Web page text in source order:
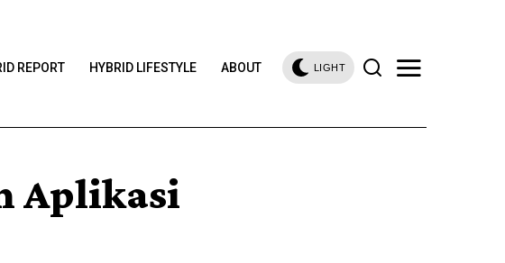
REPORT HYBRID LIFESTYLE ABOUT LIGHT
Aplikasi